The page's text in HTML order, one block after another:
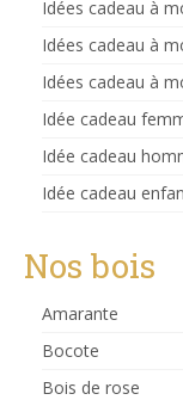
Idées cadeau à
Idées cadeau à
Idées cadeau à
Idée cadeau
Idée cadeau
Idée cadeau
Nos bois
Amarante
Bocote
Bois de rose